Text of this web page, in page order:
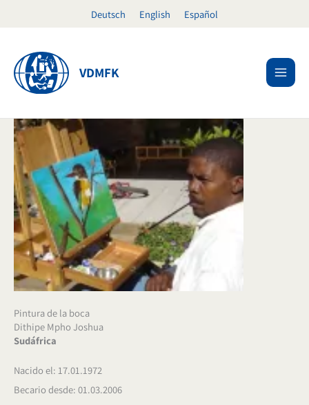
Deutsch English Español
VDMFK
Pintura de la boca
Dithipe Mpho Joshua
Sudáfrica
Nacido el: 17.01.1972
Becario desde: 01.03.2006